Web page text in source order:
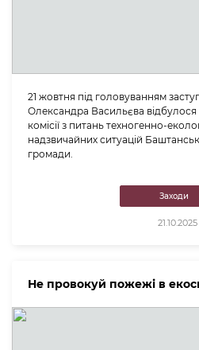
21 жовтня під головуванням
Олександра Васильєва відбулося
комісії з питань техногенно-
надзвичайних ситуацій
громади.
Заходи
21.10.2025
Не провокуй пожежі в